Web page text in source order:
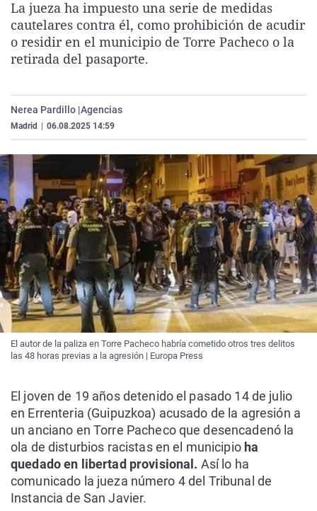
La rosa de los vientos
Gente viajera
Caso
Retornados
Extremadura
Galicia
Virales
Televisión
La jueza ha impuesto una serie de medidas
cautelares contra él, como prohibición de acudir
o residir en el municipio de Torre Pacheco o la
retirada del pasaporte.
Nerea Pardillo |Agencias
Madrid 06.08.2025 14:59
El autor de la paliza en Torre Pacheco habría cometido otros tres delitos
las 48 horas previas a la agresión | Europa Press
El joven de 19 años detenido el pasado 14 de julio
en Errenteria (Guipuzkoa) acusado de la agresión a
un anciano en Torre Pacheco que desencadenó la
ola de disturbios racistas en el municipio ha
quedado en libertad provisional. Así lo ha
comunicado la jueza número 4 del Tribunal de
Instancia de San Javier.